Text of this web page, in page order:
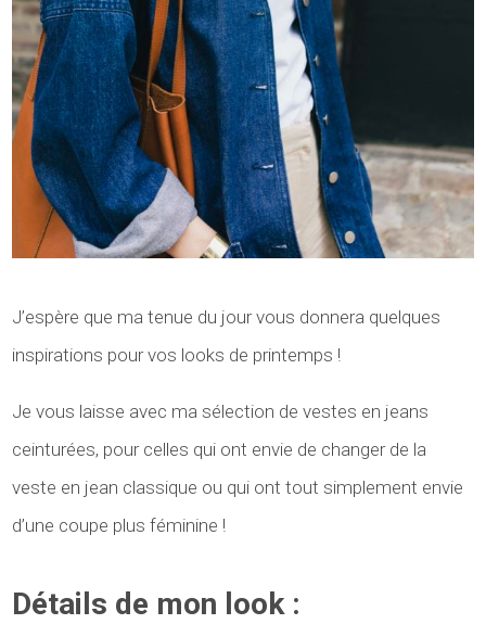
J’espère que ma tenue du jour vous donnera quelques
inspirations pour vos looks de printemps !
Je vous laisse avec ma sélection de vestes en jeans
ceinturées, pour celles qui ont envie de changer de la
veste en jean classique ou qui ont tout simplement envie
d’une coupe plus féminine !
Détails de mon look :